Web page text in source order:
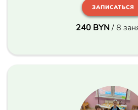
ЗАПИСАТЬСЯ
240 BYN/ 8